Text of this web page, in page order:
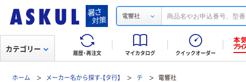
電響社
履歴・再注文 マイカタログ クイックオーダー
カテゴリー
ホーム メーカー名から探す-【タ行】 テ 電響社